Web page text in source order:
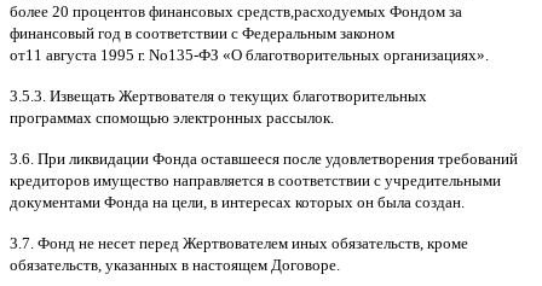
более 20 процентов финансовых средств расходуемых Фондом за
финансовый год в соответствии с Федеральным законом
от11 августа 1995 г. No135-ФЗ «О благотворительных организациях».
3.5.3. Извещать Жертвователя o текущих благотворительных
программах cпомощью электронных рассылок
3.6. При ликвидации Фонда оставшееся после удовлетворения требований
кредиторов имущество направляется в соответствии с учредительными
документами Фонда на цели в интересах которых он была создан
3.7. Фонд не несет перед Жертвователем иных обязательств кроме
обязательств указанных в настоящем Договоре